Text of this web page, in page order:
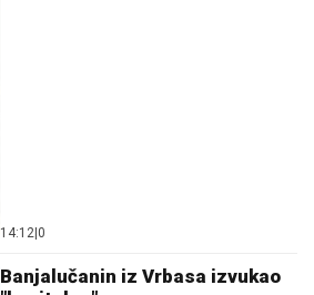
14:12|0
Banjalučanin iz Vrbasa izvukao